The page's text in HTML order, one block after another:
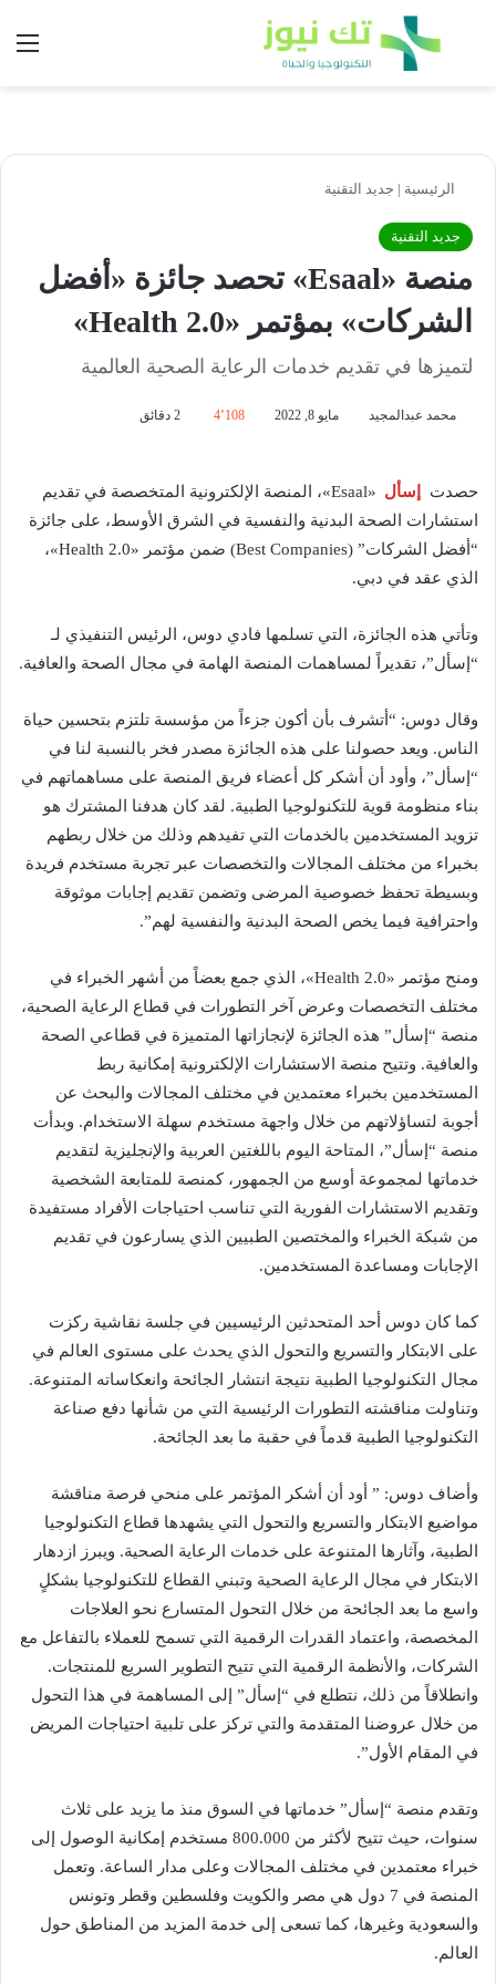
بحث عن
الرئيسية | جديد التقنية
جديد التقنية
منصة «Esaal» تحصد جائزة «أفضل
الشركات» بمؤتمر «Health 2.0»
لتميزها في تقديم خدمات الرعاية الصحية العالمية
محمد عبدالمجيد مايو 8, 2022 4٬108
حصدت إسأل
«Esaal»، المنصة الإلكترونية المتخصصة في تقديم
استشارات الصحة البدنية والنفسية في الشرق الأوسط، على جائزة
“أفضل الشركات” (Best Companies) ضمن مؤتمر «Health 2.0»،
الذي عقد في دبي.
وتأتي هذه الجائزة، التي تسلمها فادي دوس، الرئيس التنفيذي لـ
“إسأل”، تقديراً لمساهمات المنصة الهامة في مجال الصحة والعافية.
وقال دوس: “أتشرف بأن أكون جزءاً من مؤسسة تلتزم بتحسين حياة
الناس. ويعد حصولنا على هذه الجائزة مصدر فخر بالنسبة لنا في
“إسأل”، وأود أن أشكر كل أعضاء فريق المنصة على مساهماتهم في
بناء منظومة قوية للتكنولوجيا الطبية. لقد كان هدفنا المشترك هو
تزويد المستخدمين بالخدمات التي تفيدهم وذلك من خلال ربطهم
بخبراء من مختلف المجالات والتخصصات عبر تجربة مستخدم فريدة
وبسيطة تحفظ خصوصية المرضى وتضمن تقديم إجابات موثوقة
واحترافية فيما يخص الصحة البدنية والنفسية لهم”.
ومنح مؤتمر «Health 2.0»، الذي جمع بعضاً من أشهر الخبراء في
مختلف التخصصات وعرض آخر التطورات في قطاع الرعاية الصحية،
منصة “إسأل” هذه الجائزة لإنجازاتها المتميزة في قطاعي الصحة
والعافية. وتتيح منصة الاستشارات الإلكترونية إمكانية ربط
المستخدمين بخبراء معتمدين في مختلف المجالات والبحث عن
أجوبة لتساؤلاتهم من خلال واجهة مستخدم سهلة الاستخدام. وبدأت
منصة “إسأل”، المتاحة اليوم باللغتين العربية والإنجليزية لتقديم
خدماتها لمجموعة أوسع من الجمهور، كمنصة للمتابعة الشخصية
وتقديم الاستشارات الفورية التي تناسب احتياجات الأفراد مستفيدة
من شبكة الخبراء والمختصين الطبيين الذي يسارعون في تقديم
الإجابات ومساعدة المستخدمين.
كما كان دوس أحد المتحدثين الرئيسيين في جلسة نقاشية ركزت
على الابتكار والتسريع والتحول الذي يحدث على مستوى العالم في
مجال التكنولوجيا الطبية نتيجة انتشار الجائحة وانعكاساته المتنوعة.
وتناولت مناقشته التطورات الرئيسية التي من شأنها دفع صناعة
التكنولوجيا الطبية قدماً في حقبة ما بعد الجائحة.
وأضاف دوس: ” أود أن أشكر المؤتمر على منحي فرصة مناقشة
مواضيع الابتكار والتسريع والتحول التي يشهدها قطاع التكنولوجيا
الطبية، وآثارها المتنوعة على خدمات الرعاية الصحية. ويبرز ازدهار
الابتكار في مجال الرعاية الصحية وتبني القطاع للتكنولوجيا بشكلٍ
واسع ما بعد الجائحة من خلال التحول المتسارع نحو العلاجات
المخصصة، واعتماد القدرات الرقمية التي تسمح للعملاء بالتفاعل مع
الشركات، والأنظمة الرقمية التي تتيح التطوير السريع للمنتجات.
وانطلاقاً من ذلك، نتطلع في “إسأل” إلى المساهمة في هذا التحول
من خلال عروضنا المتقدمة والتي تركز على تلبية احتياجات المريض
في المقام الأول”.
وتقدم منصة “إسأل” خدماتها في السوق منذ ما يزيد على ثلاث
سنوات، حيث تتيح لأكثر من 800.000 مستخدم إمكانية الوصول إلى
خبراء معتمدين في مختلف المجالات وعلى مدار الساعة. وتعمل
المنصة في 7 دول هي مصر والكويت وفلسطين وقطر وتونس
والسعودية وغيرها، كما تسعى إلى خدمة المزيد من المناطق حول
العالم.